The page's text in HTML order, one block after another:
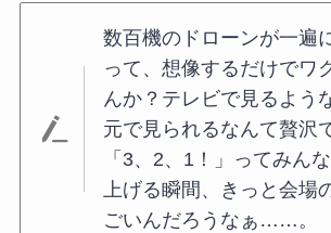
数百機のドローンが一遍
って、想像するだけでワ
んか？テレビで見るよう
元で見られるなんて贅沢
「3、2、1！」ってみん
上げる瞬間、きっと会場
ごいんだろうなぁ……。